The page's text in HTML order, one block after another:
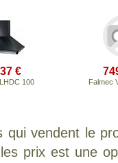
€
100 Falmec
qui vendent le
prix est une